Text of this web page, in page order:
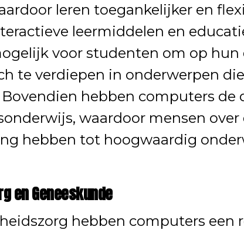
leren toegankelijker en
leermiddelen en
voor studenten om op
te verdiepen in onderwerpen
Bovendien hebben computers de
waardoor mensen over
hebben tot hoogwaardig
en Geneeskunde
hebben computers een